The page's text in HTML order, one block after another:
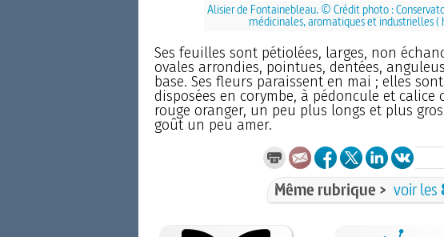
Alisier de Fontainebleau. © Crédit photo :
médicinales, aromatiques et industrielles (
Ses feuilles sont pétiolées, larges, non
ovales arrondies, pointues, dentées,
base. Ses fleurs paraissent en mai ; elles
disposées en corymbe, à pédoncule et calice
rouge oranger, un peu plus longs et plus
goût un peu amer.
Même rubrique > voir les